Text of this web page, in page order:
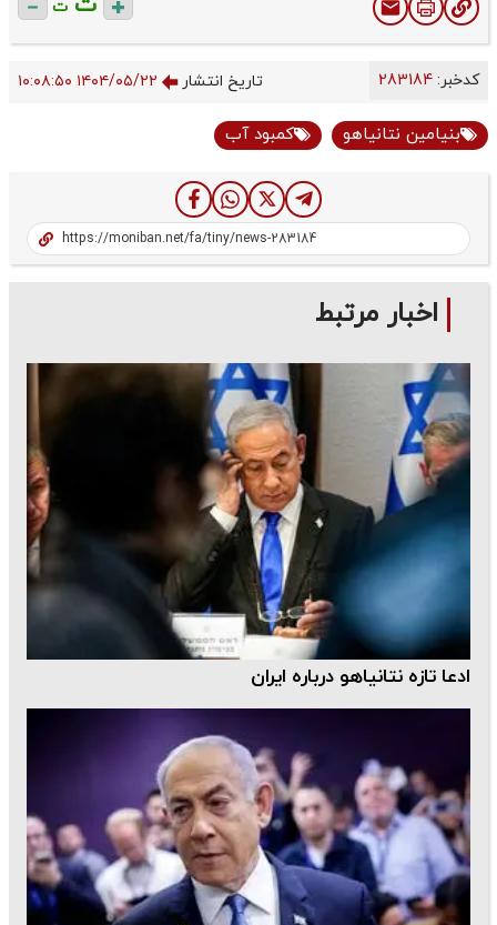
ت
کدخبر: تاریخ انتشار ۱۴۰۴/۰۵/۲۲ ۱۰:۰۸:۵۰
بنیامین نتانیاهو کمبود آب
اخبار مرتبط
ادعا تازه نتانیاهو درباره ایران